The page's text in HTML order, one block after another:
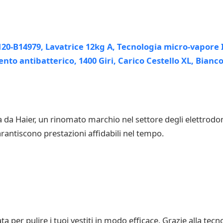
da Haier, un rinomato marchio nel settore degli
prestazioni affidabili nel tempo.
per pulire i tuoi vestiti in modo efficace. Grazie alla